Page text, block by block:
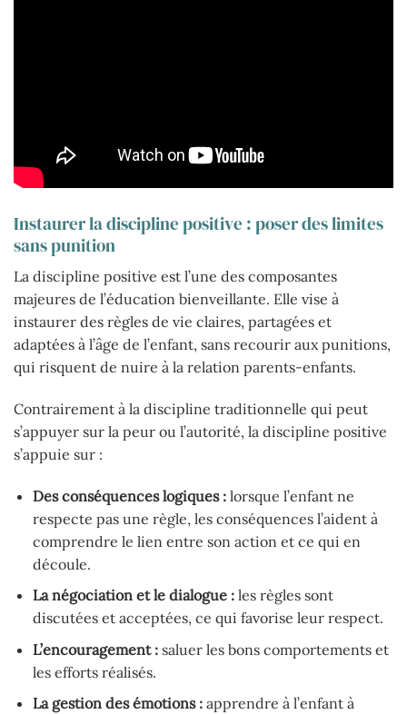
Instaurer la discipline positive : poser des limites
sans punition
La discipline positive est l’une des composantes
majeures de l’éducation bienveillante. Elle vise à
instaurer des règles de vie claires, partagées et
adaptées à l’âge de l’enfant, sans recourir aux punitions,
qui risquent de nuire à la relation parents-enfants.
Contrairement à la discipline traditionnelle qui peut
s’appuyer sur la peur ou l’autorité, la discipline positive
s’appuie sur :
Des conséquences logiques :lorsque l’enfant ne
respecte pas une règle, les conséquences l’aident à
comprendre le lien entre son action et ce qui en
découle.
La négociation et le dialogue :les règles sont
discutées et acceptées, ce qui favorise leur respect.
L’encouragement :saluer les bons comportements et
les efforts réalisés.
La gestion des émotions :apprendre à l’enfant à